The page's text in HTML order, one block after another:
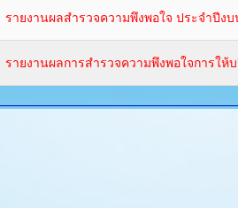
รายงานผลสำรวจความพึงพอใจ ประจำปีง
รายงานผลการสำรวจความพึงพอใจการให้